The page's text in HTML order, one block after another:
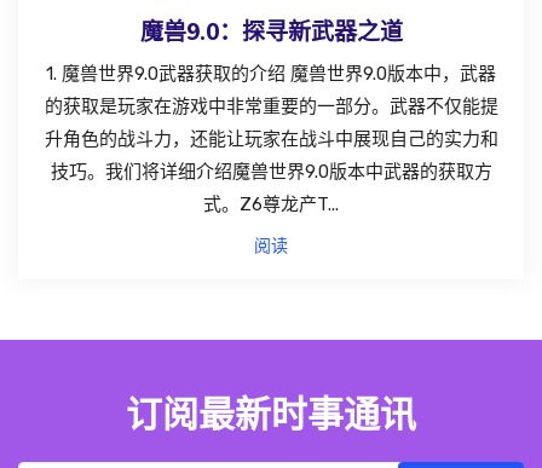
魔兽9.0：探寻新武器之道
1. 魔兽世界9.0武器获取的介绍 魔兽世界9.0版本中，武器
的获取是玩家在游戏中非常重要的一部分。武器不仅能提
升角色的战斗力，还能让玩家在战斗中展现自己的实力和
技巧。我们将详细介绍魔兽世界9.0版本中武器的获取方
式。Z6尊龙产T...
阅读
订阅最新时事通讯